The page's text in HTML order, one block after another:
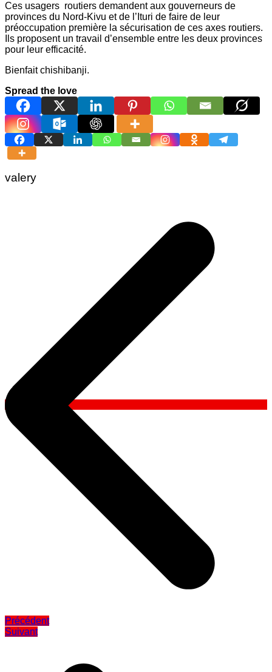
Ces usagers routiers demandent aux gouverneurs de
provinces du Nord-Kivu et de l’Ituri de faire de leur
préoccupation première la sécurisation de ces axes routiers.
Ils proposent un travail d’ensemble entre les deux provinces
pour leur efficacité.
Bienfait chishibanji.
Spread the love
valery
Précédent
Suivant